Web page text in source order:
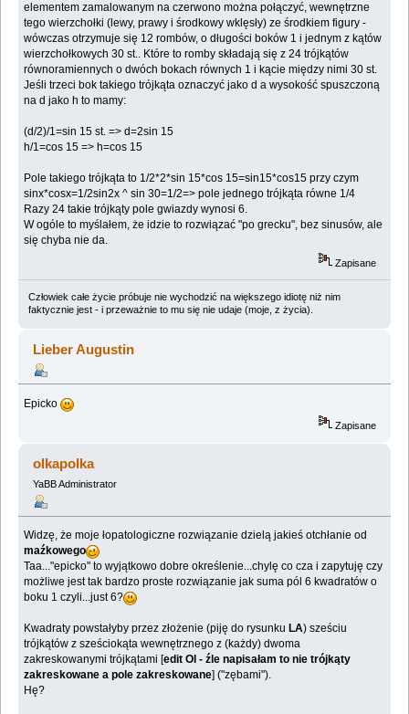
elementem zamalowanym na czerwono można połączyć, wewnętrzne
tego wierzchołki (lewy, prawy i środkowy wklęsły) ze środkiem figury -
wówczas otrzymuje się 12 rombów, o długości boków 1 i jednym z kątów
wierzchołkowych 30 st.. Które to romby składają się z 24 trójkątów
równoramiennych o dwóch bokach równych 1 i kącie między nimi 30 st.
Jeśli trzeci bok takiego trójkąta oznaczyć jako d a wysokość spuszczoną
na d jako h to mamy:
(d/2)/1=sin 15 st. => d=2sin 15
h/1=cos 15 => h=cos 15
Pole takiego trójkąta to 1/2*2*sin 15*cos 15=sin15*cos15 przy czym
sinx*cosx=1/2sin2x ^ sin 30=1/2=> pole jednego trójkąta równe 1/4
Razy 24 takie trójkąty pole gwiazdy wynosi 6.
W ogóle to myślałem, że idzie to rozwiązać "po grecku", bez sinusów, ale
się chyba nie da.
Zapisane
Człowiek całe życie próbuje nie wychodzić na większego idiotę niż nim
faktycznie jest - i przeważnie to mu się nie udaje (moje, z życia).
Lieber Augustin
Epicko
Zapisane
olkapolka
YaBB Administrator
Widzę, że moje łopatologiczne rozwiązanie dzielą jakieś otchłanie od
maźkowego
Taa..."epicko" to wyjątkowo dobre określenie...chylę co cza i zapytuję czy
możliwe jest tak bardzo proste rozwiązanie jak suma pól 6 kwadratów o
boku 1 czyli...just 6?
Kwadraty powstałyby przez złożenie (piję do rysunku LA) sześciu
trójkątów z sześciokąta wewnętrznego z (każdy) dwoma
zakreskowanymi trójkątami [edit Ol - źle napisałam to nie trójkąty
zakreskowane a pole zakreskowane] ("zębami").
Hę?